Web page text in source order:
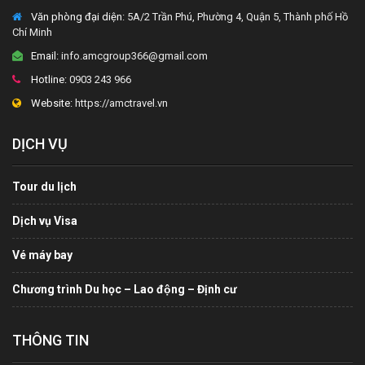
Văn phòng đại diện: 5A/2 Trần Phú, Phường 4, Quận 5, Thành phố Hồ
Chí Minh
Email: info.amcgroup366@gmail.com
Hotline: 0903 243 966
Website: https://amctravel.vn
DỊCH VỤ
Tour du lịch
Dịch vụ Visa
Vé máy bay
Chương trình Du học – Lao động – Định cư
THÔNG TIN